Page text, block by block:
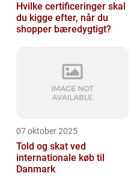
Hvilke certificeringer skal
du kigge efter, når du
shopper bæredygtigt?
07 oktober 2025
Told og skat ved
internationale køb til
Danmark